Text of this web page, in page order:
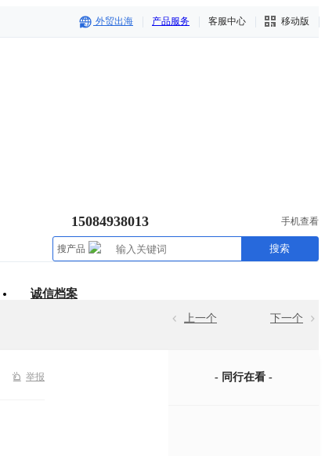
外贸出海 产品服务 客服中心 移动版
15084938013 手机查看
搜产品 搜索
诚信档案
上一个 下一个
举报 - 同行在看 -